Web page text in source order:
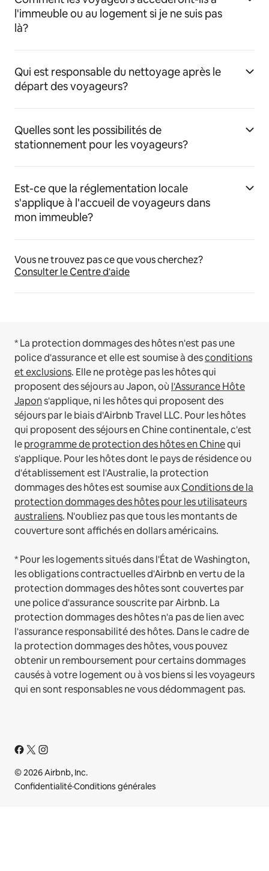
l'immeuble ou au logement si je ne suis pas
là?
Qui est responsable du nettoyage après le
départ des voyageurs?
Quelles sont les possibilités de
stationnement pour les voyageurs?
Est-ce que la réglementation locale
s'applique à l'accueil de voyageurs dans
mon immeuble?
Vous ne trouvez pas ce que vous cherchez?
Consulter le Centre d'aide
* La protection dommages des hôtes n'est pas une
police d'assurance et elle est soumise à desconditions
et exclusions. Elle ne protège pas les hôtes qui
proposent des séjours au Japon, où l'Assurance Hôte
Japons'applique, ni les hôtes qui proposent des
séjours par le biais d'Airbnb Travel LLC. Pour les hôtes
qui proposent des séjours en Chine continentale, c'est
leprogramme de protection des hôtes en Chinequi
s'applique. Pour les hôtes dont le pays de résidence ou
d'établissement est l'Australie, la protection
dommages des hôtes est soumise auxConditions de la
protection dommages des hôtes pour les utilisateurs
australiens. N'oubliez pas que tous les montants de
couverture sont affichés en dollars américains.
* Pour les logements situés dans l'État de Washington,
les obligations contractuelles d'Airbnb en vertu de la
protection dommages des hôtes sont couvertes par
une police d'assurance souscrite par Airbnb. La
protection dommages des hôtes n'a pas de lien avec
l'assurance responsabilité des hôtes. Dans le cadre de
la protection dommages des hôtes, vous pouvez
obtenir un remboursement pour certains dommages
causés à votre logement ou à vos biens si les voyageurs
qui en sont responsables ne vous dédommagent pas.
© 2026 Airbnb, Inc.
Confidentialité·Conditions générales